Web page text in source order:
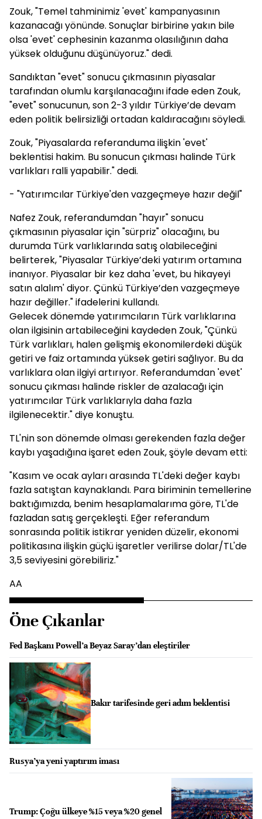
Zouk, "Temel tahminimiz 'evet' kampanyasının
kazanacağı yönünde. Sonuçlar birbirine yakın bile
olsa 'evet' cephesinin kazanma olasılığının daha
yüksek olduğunu düşünüyoruz." dedi.
Sandıktan "evet" sonucu çıkmasının piyasalar
tarafından olumlu karşılanacağını ifade eden Zouk,
"evet" sonucunun, son 2-3 yıldır Türkiye’de devam
eden politik belirsizliği ortadan kaldıracağını söyledi.
Zouk, "Piyasalarda referanduma ilişkin 'evet'
beklentisi hakim. Bu sonucun çıkması halinde Türk
varlıkları ralli yapabilir." dedi.
- "Yatırımcılar Türkiye'den vazgeçmeye hazır değil"
Nafez Zouk, referandumdan "hayır" sonucu
çıkmasının piyasalar için "sürpriz" olacağını, bu
durumda Türk varlıklarında satış olabileceğini
belirterek, "Piyasalar Türkiye’deki yatırım ortamına
inanıyor. Piyasalar bir kez daha 'evet, bu hikayeyi
satın alalım' diyor. Çünkü Türkiye’den vazgeçmeye
hazır değiller." ifadelerini kullandı.
Gelecek dönemde yatırımcıların Türk varlıklarına
olan ilgisinin artabileceğini kaydeden Zouk, "Çünkü
Türk varlıkları, halen gelişmiş ekonomilerdeki düşük
getiri ve faiz ortamında yüksek getiri sağlıyor. Bu da
varlıklara olan ilgiyi artırıyor. Referandumdan 'evet'
sonucu çıkması halinde riskler de azalacağı için
yatırımcılar Türk varlıklarıyla daha fazla
ilgilenecektir." diye konuştu.
TL'nin son dönemde olması gerekenden fazla değer
kaybı yaşadığına işaret eden Zouk, şöyle devam etti:
"Kasım ve ocak ayları arasında TL'deki değer kaybı
fazla satıştan kaynaklandı. Para biriminin temellerine
baktığımızda, benim hesaplamalarıma göre, TL'de
fazladan satış gerçekleşti. Eğer referandum
sonrasında politik istikrar yeniden düzelir, ekonomi
politikasına ilişkin güçlü işaretler verilirse dolar/TL'de
3,5 seviyesini görebiliriz."
AA
Öne Çıkanlar
Fed Başkanı Powell’a Beyaz Saray’dan eleştiriler
Bakır tarifesinde geri adım beklentisi
Rusya’ya yeni yaptırım iması
Trump: Çoğu ülkeye %15 veya %20 genel